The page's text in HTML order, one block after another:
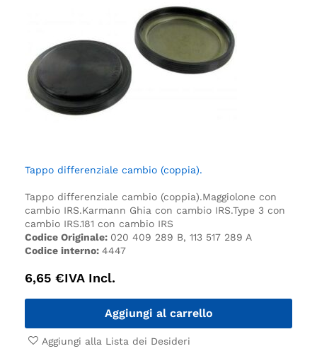
Tappo differenziale cambio (coppia).
Tappo differenziale cambio (coppia).Maggiolone con
cambio IRS.Karmann Ghia con cambio IRS.Type 3 con
cambio IRS.181 con cambio IRS
Codice Originale: 020 409 289 B, 113 517 289 A
Codice interno: 4447
6,65 €IVA Incl.
Aggiungi al carrello
Aggiungi alla Lista dei Desideri